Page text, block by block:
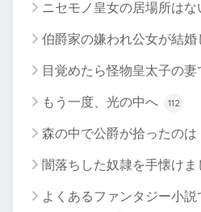
ニセモノ皇女の居場所はな
伯爵家の嫌われ公女が結婚
目覚めたら怪物皇太子の妻
もう一度、光の中へ 112
森の中で公爵が拾ったのは
闇落ちした奴隷を手懐けま
よくあるファンタジー小